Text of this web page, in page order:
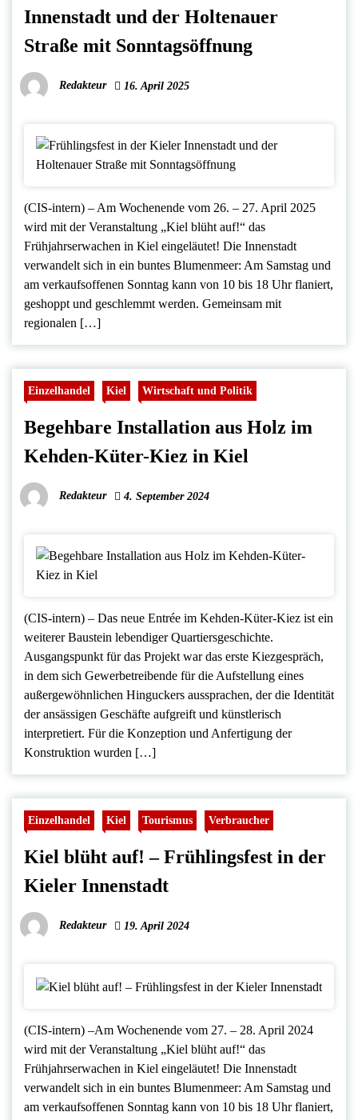
Innenstadt und der Holtenauer
Straße mit Sonntagsöffnung
Redakteur 16. April 2025
(CIS-intern) – Am Wochenende vom 26. – 27. April 2025
wird mit der Veranstaltung „Kiel blüht auf!“ das
Frühjahrserwachen in Kiel eingeläutet! Die Innenstadt
verwandelt sich in ein buntes Blumenmeer: Am Samstag und
am verkaufsoffenen Sonntag kann von 10 bis 18 Uhr flaniert,
geshoppt und geschlemmt werden. Gemeinsam mit
regionalen […]
Einzelhandel Kiel Wirtschaft und Politik
Begehbare Installation aus Holz im
Kehden-Küter-Kiez in Kiel
Redakteur 4. September 2024
(CIS-intern) – Das neue Entrée im Kehden-Küter-Kiez ist ein
weiterer Baustein lebendiger Quartiersgeschichte.
Ausgangspunkt für das Projekt war das erste Kiezgespräch,
in dem sich Gewerbetreibende für die Aufstellung eines
außergewöhnlichen Hinguckers aussprachen, der die Identität
der ansässigen Geschäfte aufgreift und künstlerisch
interpretiert. Für die Konzeption und Anfertigung der
Konstruktion wurden […]
Einzelhandel Kiel Tourismus Verbraucher
Kiel blüht auf! – Frühlingsfest in der
Kieler Innenstadt
Redakteur 19. April 2024
(CIS-intern) –Am Wochenende vom 27. – 28. April 2024
wird mit der Veranstaltung „Kiel blüht auf!“ das
Frühjahrserwachen in Kiel eingeläutet! Die Innenstadt
verwandelt sich in ein buntes Blumenmeer: Am Samstag und
am verkaufsoffenen Sonntag kann von 10 bis 18 Uhr flaniert,